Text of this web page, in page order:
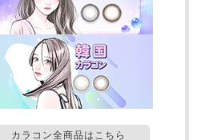
カラコン全商品はこちら